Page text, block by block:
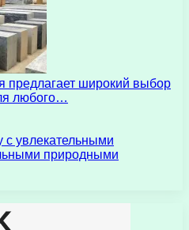
предлагает широкий выбор
любого…
с увлекательными
природными